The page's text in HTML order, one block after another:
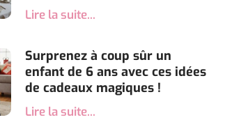
Lire la suite...
Surprenez à coup sûr un
enfant de 6 ans avec ces idées
de cadeaux magiques !
Lire la suite...